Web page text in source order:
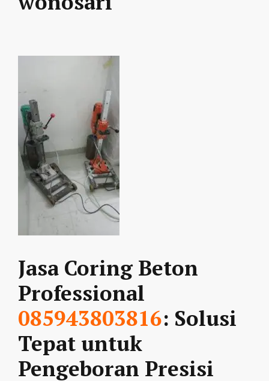
Jasa Coring Beton
Professional
085943803816: Solusi
Tepat untuk
Pengeboran Presisi